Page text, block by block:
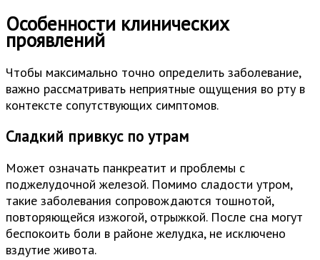
Особенности клинических
проявлений
Чтобы максимально точно определить заболевание,
важно рассматривать неприятные ощущения во рту в
контексте сопутствующих симптомов.
Сладкий привкус по утрам
Может означать панкреатит и проблемы с
поджелудочной железой. Помимо сладости утром,
такие заболевания сопровождаются тошнотой,
повторяющейся изжогой, отрыжкой. После сна могут
беспокоить боли в районе желудка, не исключено
вздутие живота.